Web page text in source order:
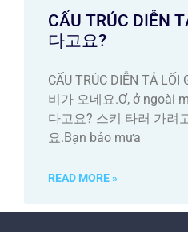
CẤU TRÚC DIỄN
다고요?
CẤU TRÚC DIỄN TẢ LỐI
비가 오네요.Ơ, ở ngoài
다고요? 스키 타러 가려
요.Bạn bảo mưa
READ MORE »